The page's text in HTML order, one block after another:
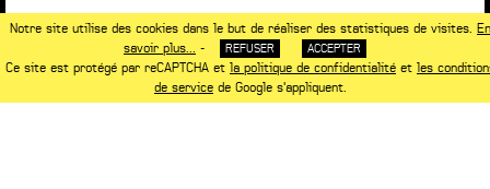
Notre site utilise des cookies dans le but de réaliser des statistiques de visites. En
savoir plus...
- REFUSER ACCEPTER
Ce site est protégé par reCAPTCHA et la politique de confidentialité et les
de service de Google s'appliquent.